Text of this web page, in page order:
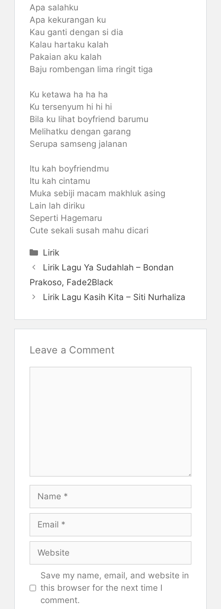
Apa salahku
Apa kekurangan ku
Kau ganti dengan si dia
Kalau hartaku kalah
Pakaian aku kalah
Baju rombengan lima ringit tiga
Ku ketawa ha ha ha
Ku tersenyum hi hi hi
Bila ku lihat boyfriend barumu
Melihatku dengan garang
Serupa samseng jalanan
Itu kah boyfriendmu
Itu kah cintamu
Muka sebiji macam makhluk asing
Lain lah diriku
Seperti Hagemaru
Cute sekali susah mahu dicari
Categories
Lirik
Lirik Lagu Ya Sudahlah – Bondan
Prakoso, Fade2Black
Lirik Lagu Kasih Kita – Siti Nurhaliza
Leave a Comment
Name
Email
Website
Save my name, email, and website in
this browser for the next time I
comment.